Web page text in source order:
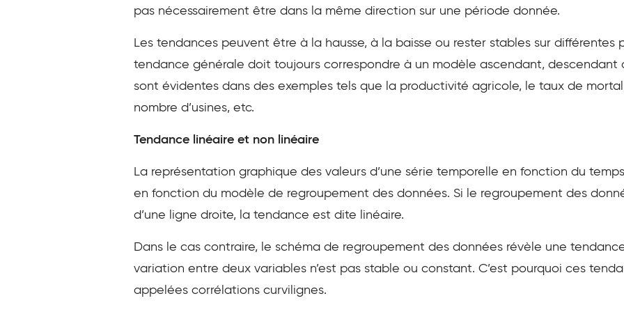
pas nécessairement être dans la même direction sur une période donnée.
Les tendances peuvent être à la hausse, à la baisse ou rester stables sur différentes
tendance générale doit toujours correspondre à un modèle ascendant, descendant
sont évidentes dans des exemples tels que la productivité agricole, le taux de
nombre d’usines, etc.
Tendance linéaire et non linéaire
La représentation graphique des valeurs d’une série temporelle en fonction du
en fonction du modèle de regroupement des données. Si le regroupement des
d’une ligne droite, la tendance est dite linéaire.
Dans le cas contraire, le schéma de regroupement des données révèle une
variation entre deux variables n’est pas stable ou constant. C’est pourquoi ces
appelées corrélations curvilignes.